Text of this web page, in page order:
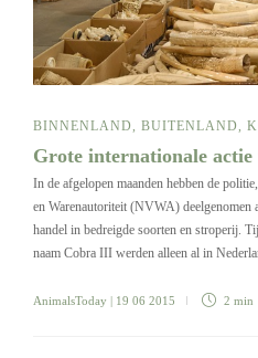
BINNENLAND, BUITENLAND,
Grote internationale
In de afgelopen maanden hebben de
en Warenautoriteit (NVWA) deelgenomen
handel in bedreigde soorten en stroperij.
naam Cobra III werden alleen al in
AnimalsToday | 19 06 2015 2 min